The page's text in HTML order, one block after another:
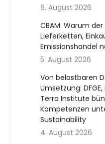
6. August 2026
CBAM: Warum der
Lieferketten,
Emissionshandel
5. August 2026
Von belastbaren
Umsetzung:
Terra Institute
Kompetenzen
Sustainability
4. August 2026